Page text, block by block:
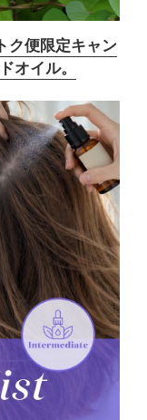
ク便限定キャン
オイル。